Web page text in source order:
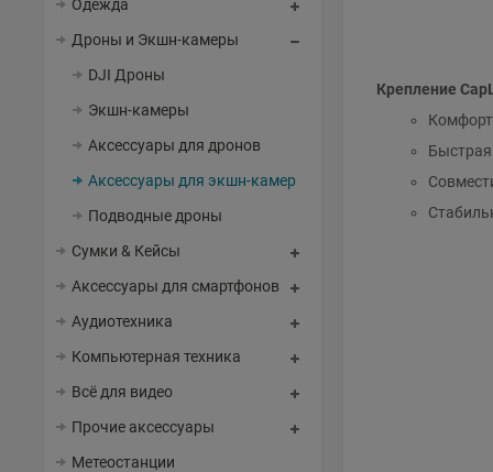
Одежда
Дроны и Экшн-камеры
DJI Дроны
Экшн-камеры
Аксессуары для дронов
Аксессуары для экшн-камер
Подводные дроны
Сумки & Кейсы
Аксессуары для смартфонов
Аудиотехника
Компьютерная техника
Всё для видео
Прочие аксессуары
Метеостанции
Крепление
Быстрая